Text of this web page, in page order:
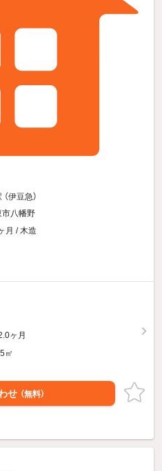
伊豆急）
市八幡野
月 / 木造
ヶ月
㎡
せ （無料）